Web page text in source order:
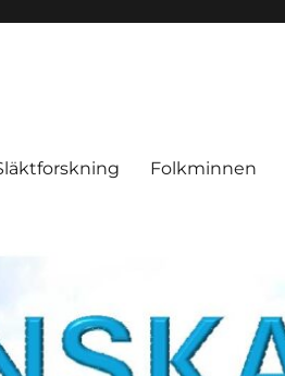
Folkminnen